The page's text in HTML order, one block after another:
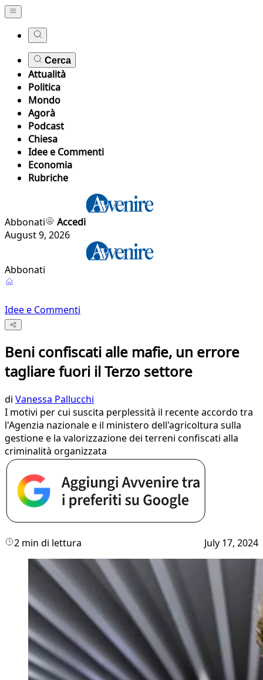
Cerca
Attualità
Politica
Mondo
Agorà
Podcast
Chiesa
Idee e Commenti
Economia
Rubriche
Abbonati
Accedi
August 9, 2026
Abbonati
Idee e Commenti
Beni confiscati alle mafie, un errore
tagliare fuori il Terzo settore
di Vanessa Pallucchi
I motivi per cui suscita perplessità il recente accordo tra
l'Agenzia nazionale e il ministero dell'agricoltura sulla
gestione e la valorizzazione dei terreni confiscati alla
criminalità organizzata
2 min di lettura July 17, 2024